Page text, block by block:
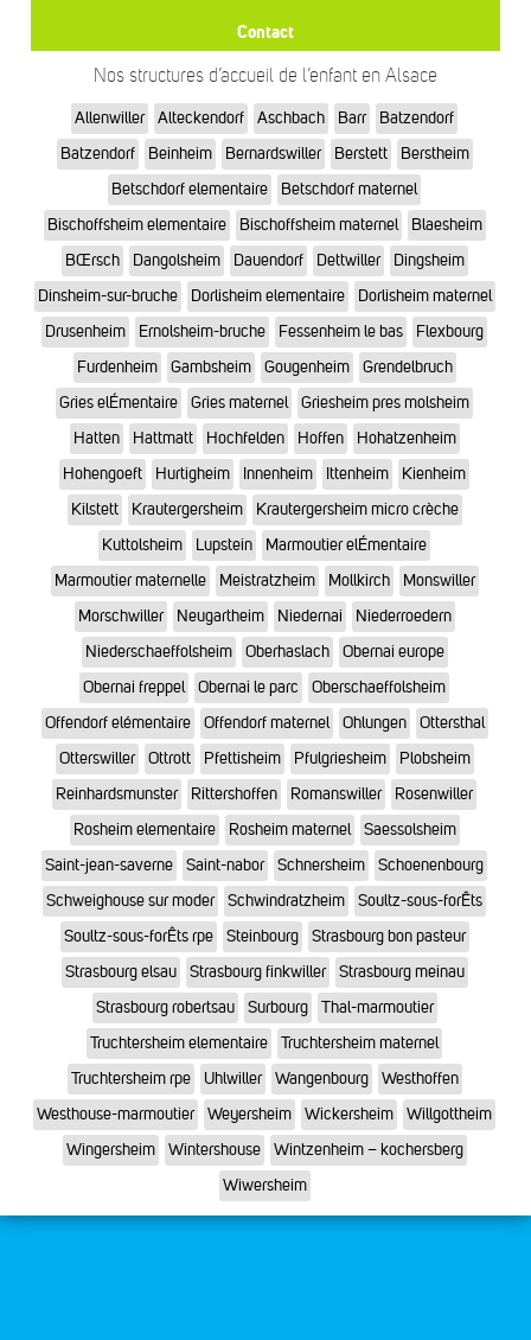
Contact
Nos structures d’accueil de l’enfant en Alsace
Allenwiller Alteckendorf Aschbach Barr
Batzendorf
Batzendorf
Beinheim Bernardswiller Berstett
Berstheim
Betschdorf elementaire
Betschdorf maternel
Bischoffsheim elementaire
Bischoffsheim maternel
Blaesheim
BŒrsch
Dangolsheim Dauendorf Dettwiller
Dingsheim
Dinsheim-sur-bruche
Dorlisheim elementaire
Dorlisheim maternel
Drusenheim
Ernolsheim-bruche Fessenheim le bas
Flexbourg
Furdenheim
Gambsheim Gougenheim
Grendelbruch
Gries elÉmentaire
Gries maternel
Griesheim pres molsheim
Hatten
Hattmatt Hochfelden Hoffen
Hohatzenheim
Hohengoeft
Hurtigheim Innenheim Ittenheim
Kienheim
Kilstett
Krautergersheim
Krautergersheim micro crèche
Kuttolsheim
Lupstein
Marmoutier elÉmentaire
Marmoutier maternelle
Meistratzheim Mollkirch
Monswiller
Morschwiller
Neugartheim Niedernai
Niederroedern
Niederschaeffolsheim
Oberhaslach
Obernai europe
Obernai freppel
Obernai le parc
Oberschaeffolsheim
Offendorf elémentaire
Offendorf maternel Ohlungen
Ottersthal
Otterswiller
Ottrott Pfettisheim Pfulgriesheim
Plobsheim
Reinhardsmunster
Rittershoffen Romanswiller
Rosenwiller
Rosheim elementaire
Rosheim maternel
Saessolsheim
Saint-jean-saverne
Saint-nabor Schnersheim
Schoenenbourg
Schweighouse sur moder
Schwindratzheim
Soultz-sous-forÊts
Soultz-sous-forÊts rpe
Steinbourg
Strasbourg bon pasteur
Strasbourg elsau
Strasbourg finkwiller
Strasbourg meinau
Strasbourg robertsau
Surbourg
Thal-marmoutier
Truchtersheim elementaire
Truchtersheim maternel
Truchtersheim rpe
Uhlwiller Wangenbourg
Westhoffen
Westhouse-marmoutier
Weyersheim Wickersheim
Willgottheim
Wingersheim
Wintershouse
Wintzenheim – kochersberg
Wiwersheim